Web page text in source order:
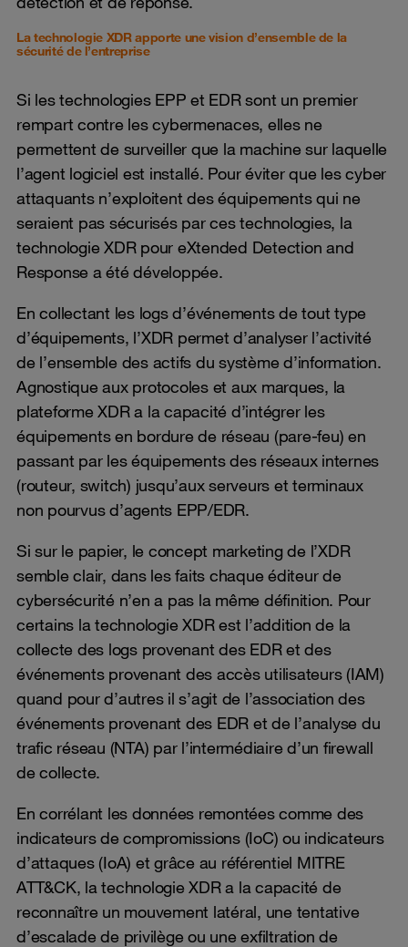
La technologie XDR apporte une vision d’ensemble de la
sécurité de l’entreprise
Si les technologies EPP et EDR sont un premier
rempart contre les cybermenaces, elles ne
permettent de surveiller que la machine sur laquelle
l’agent logiciel est installé. Pour éviter que les cyber
attaquants n’exploitent des équipements qui ne
seraient pas sécurisés par ces technologies, la
technologie XDR pour eXtended Detection and
Response a été développée.
En collectant les logs d’événements de tout type
d’équipements, l’XDR permet d’analyser l’activité
de l’ensemble des actifs du système d’information.
Agnostique aux protocoles et aux marques, la
plateforme XDR a la capacité d’intégrer les
équipements en bordure de réseau (pare-feu) en
passant par les équipements des réseaux internes
(routeur, switch) jusqu’aux serveurs et terminaux
non pourvus d’agents EPP/EDR.
Si sur le papier, le concept marketing de l’XDR
semble clair, dans les faits chaque éditeur de
cybersécurité n’en a pas la même définition. Pour
certains la technologie XDR est l’addition de la
collecte des logs provenant des EDR et des
événements provenant des accès utilisateurs (IAM)
quand pour d’autres il s’agit de l’association des
événements provenant des EDR et de l’analyse du
trafic réseau (NTA) par l’intermédiaire d’un firewall
de collecte.
En corrélant les données remontées comme des
indicateurs de compromissions (IoC) ou indicateurs
d’attaques (IoA) et grâce au référentiel MITRE
ATT&CK, la technologie XDR a la capacité de
reconnaître un mouvement latéral, une tentative
d’escalade de privilège ou une exfiltration de